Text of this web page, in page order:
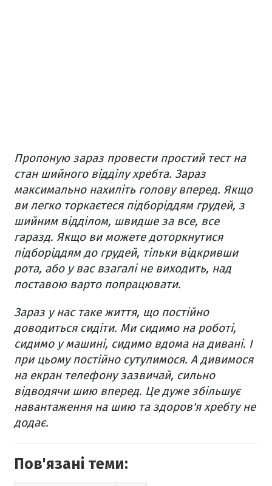
Пропоную зараз провести простий тест на
стан шийного відділу хребта. Зараз
максимально нахиліть голову вперед. Якщо
ви легко торкаєтеся підборіддям грудей, з
шийним відділом, швидше за все, все
гаразд. Якщо ви можете доторкнутися
підборіддям до грудей, тільки відкривши
рота, або у вас взагалі не виходить, над
поставою варто попрацювати.
Зараз у нас таке життя, що постійно
доводиться сидіти. Ми сидимо на роботі,
сидимо у машині, сидимо вдома на дивані. І
при цьому постійно сутулимося. А дивимося
на екран телефону зазвичай, сильно
відводячи шию вперед. Це дуже збільшує
навантаження на шию та здоров'я хребту не
додає.
Пов'язані теми: